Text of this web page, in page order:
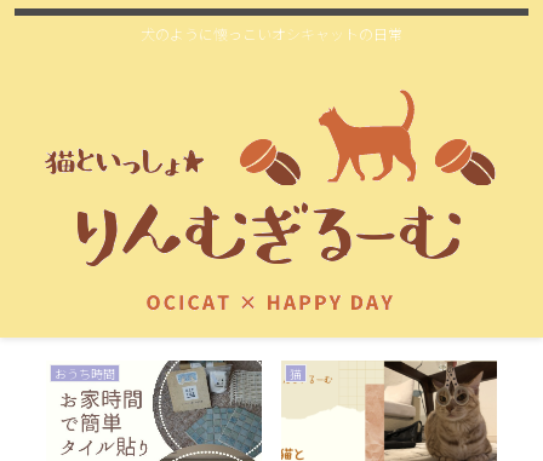
犬のように懐っこいオシキャットの日常
おうち時間 猫